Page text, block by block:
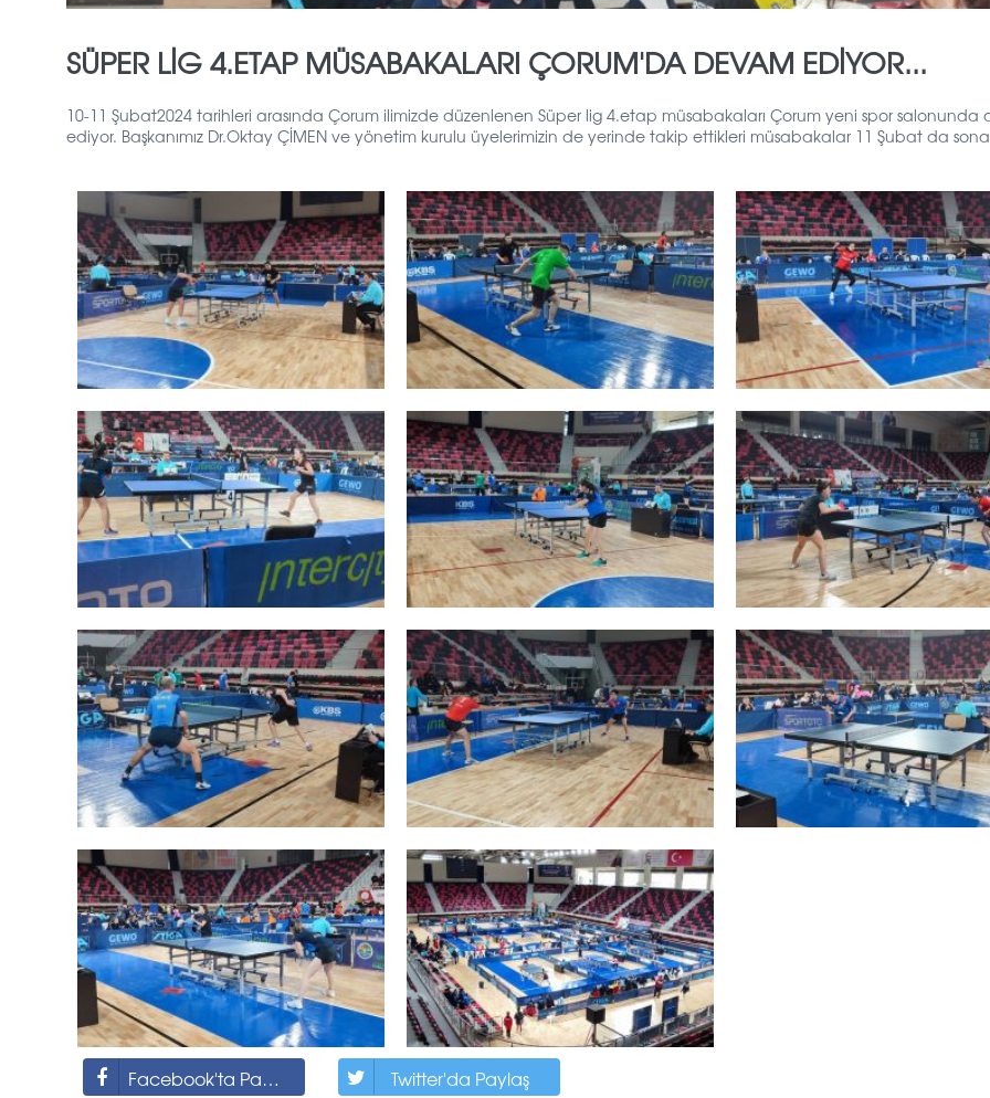
SÜPER LİG 4.ETAP MÜSABAKALARI ÇORUM'DA DEVAM EDİYOR...
10-11 Şubat2024 tarihleri arasında Çorum ilimizde düzenlenen Süper lig 4.etap müsabakaları Çorum yeni spor salonunda
ediyor. Başkanımız Dr.Oktay ÇİMEN ve yönetim kurulu üyelerimizin de yerinde takip ettikleri müsabakalar 11 Şubat da
Facebook'ta Paylaş Twitter'da Paylaş